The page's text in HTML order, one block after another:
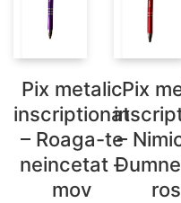
Pix metalic
inscriptionat
– Roaga-te
neincetat –
mov
Pix
–